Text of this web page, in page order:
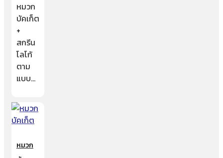
หมวก
บัคเก็ต
+
สกรีน
โลโก้
ตาม
แบบ…
หมวก